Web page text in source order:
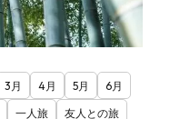
3月 4月 5月
6月
一人旅
友人との旅